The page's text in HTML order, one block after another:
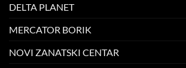
DELTA PLANET
MERCATOR BORIK
NOVI ZANATSKI CENTAR